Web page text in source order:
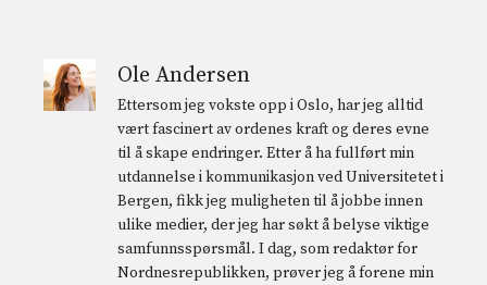
Ole Andersen
Ettersom jeg vokste opp i Oslo, har jeg alltid
vært fascinert av ordenes kraft og deres evne
til å skape endringer. Etter å ha fullført min
utdannelse i kommunikasjon ved Universitetet i
Bergen, fikk jeg muligheten til å jobbe innen
ulike medier, der jeg har søkt å belyse viktige
samfunnsspørsmål. I dag, som redaktør for
Nordnesrepublikken, prøver jeg å forene min